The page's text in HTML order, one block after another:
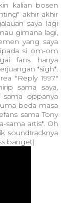
kalian bosen
akhir-akhir
saya lagi
gimana lagi,
yang saya
si om-om
fans hanya
*sigh*.
"Reply 1997"
sama saya,
oppanya
beda masa
sama Tony
sama artis*. Oh
soundtracknya
banget)